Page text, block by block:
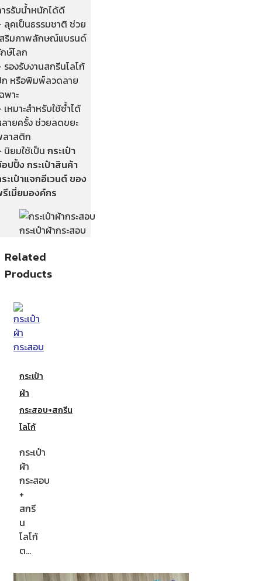
รรับน้ำหนักได้ดี
ลุคเป็นธรรมชาติ ช่วย
ริมภาพลักษณ์แบรนด์
ษ์โลก
รองรับงานสกรีนโลโก้
หรือพิมพ์ลวดลาย
พาะ
เหมาะสำหรับใช้ซ้ำได้
ายครั้ง ช่วยลดขยะ
าสติก
นิยมใช้เป็น กระเป๋า
ปปิ้ง กระเป๋าสินค้า
ะเป๋าแจกอีเวนต์ ของ
เมี่ยมองค์กร
กระเป๋าผ้ากระสอบ
Related
Products
กระเป๋า
ผ้า
กระสอบ+สกรีน
โลโก้
กระเป๋า
ผ้า
กระสอบ
+
สกรี
น
โลโก้
ต…